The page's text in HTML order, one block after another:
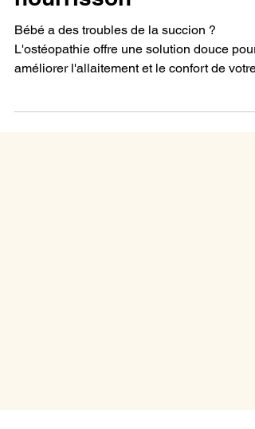
de la succion chez le
nourrisson
Bébé a des troubles de la succion ?
améliorer l'allaitement et le confort de votre